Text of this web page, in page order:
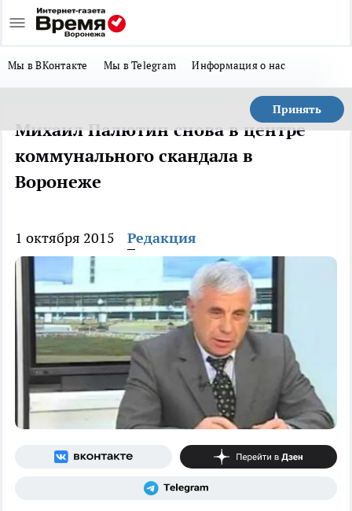
Мы в ВКонтакте Мы в Telegram Информация о нас
Принять
Михаил Палютин снова в центре
коммунального скандала в
Воронеже
1 октября 2015 Редакция